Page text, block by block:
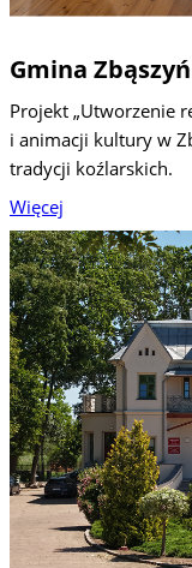
Gmina Zbąszyń
Projekt „Utworzenie
i animacji kultury w
tradycji koźlarskich.
Więcej